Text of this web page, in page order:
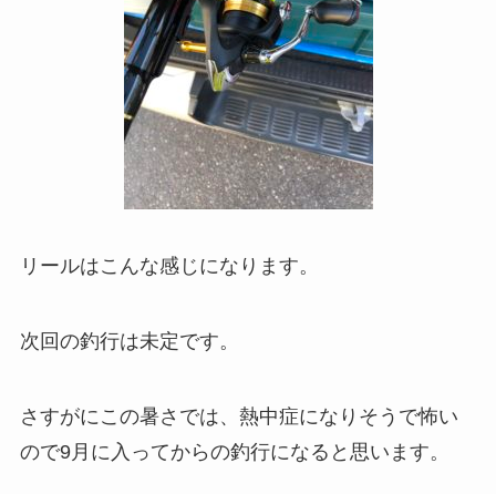
リールはこんな感じになります。
次回の釣行は未定です。
さすがにこの暑さでは、熱中症になりそうで怖い
ので9月に入ってからの釣行になると思います。